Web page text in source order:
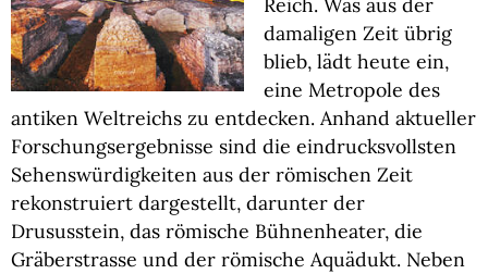
Reich. Was aus der
damaligen Zeit übrig
blieb, lädt heute ein,
eine Metropole des
antiken Weltreichs zu entdecken. Anhand aktueller
Forschungsergebnisse sind die eindrucksvollsten
Sehenswürdigkeiten aus der römischen Zeit
rekonstruiert dargestellt, darunter der
Drususstein, das römische Bühnenheater, die
Gräberstrasse und der römische Aquädukt. Neben